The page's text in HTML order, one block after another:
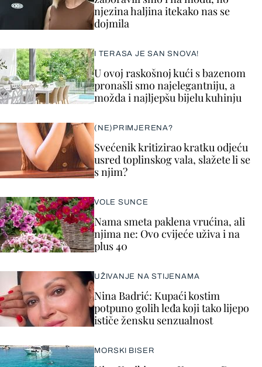
njezina haljina itekako nas se
dojmila
I TERASA JE SAN SNOVA!
U ovoj raskošnoj kući s bazenom
pronašli smo najelegantniju, a
možda i najljepšu bijelu kuhinju
(NE)PRIMJERENA?
Svećenik kritizirao kratku odjeću
usred toplinskog vala, slažete li se
s njim?
VOLE SUNCE
Nama smeta paklena vrućina, ali
njima ne: Ovo cvijeće uživa i na
plus 40
UŽIVANJE NA STIJENAMA
Nina Badrić: Kupaći kostim
potpuno golih leđa koji tako lijepo
ističe žensku senzualnost
MORSKI BISER